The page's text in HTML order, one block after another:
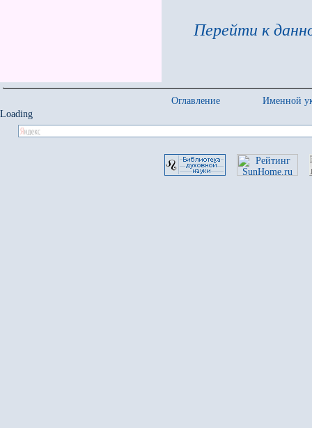
Перейти к
Оглавление
Именной
Loading